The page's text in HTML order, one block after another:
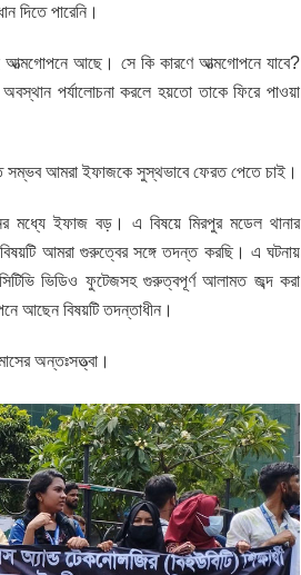
দিতে পারেনি।
আছে। সে কি কারণে আত্মগোপনে যাবে?
পর্যালোচনা করলে হয়তো তাকে ফিরে পাওয়া
আমরা ইফাজকে সুস্থভাবে ফেরত পেতে চাই।
মধ্যে ইফাজ বড়। এ বিষয়ে মিরপুর মডেল থানার
বিষয়টি আমরা গুরুত্বের সঙ্গে তদন্ত করছি। এ ঘটনায়
ভিডিও ফুটেজসহ গুরুত্বপূর্ণ আলামত জব্দ করা
আছেন বিষয়টি তদন্তাধীন।
অন্তঃসত্ত্বা।